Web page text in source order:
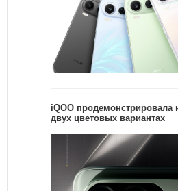
iQOO продемонстрировала
двух цветовых вариантах